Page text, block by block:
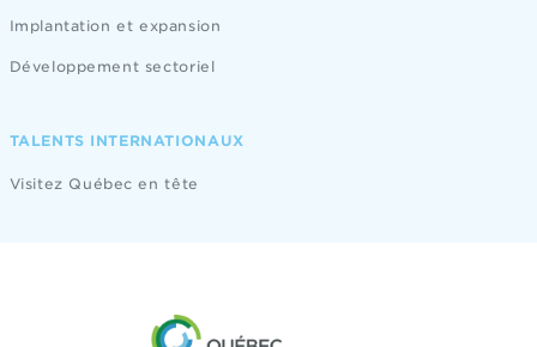
Implantation et expansion
Développement sectoriel
TALENTS INTERNATIONAUX
Visitez Québec en tête